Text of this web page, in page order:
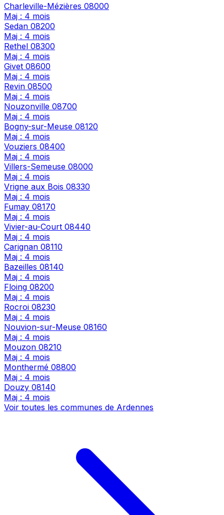
Charleville-Mézières 08000
Maj : 4 mois
Sedan 08200
Maj : 4 mois
Rethel 08300
Maj : 4 mois
Givet 08600
Maj : 4 mois
Revin 08500
Maj : 4 mois
Nouzonville 08700
Maj : 4 mois
Bogny-sur-Meuse 08120
Maj : 4 mois
Vouziers 08400
Maj : 4 mois
Villers-Semeuse 08000
Maj : 4 mois
Vrigne aux Bois 08330
Maj : 4 mois
Fumay 08170
Maj : 4 mois
Vivier-au-Court 08440
Maj : 4 mois
Carignan 08110
Maj : 4 mois
Bazeilles 08140
Maj : 4 mois
Floing 08200
Maj : 4 mois
Rocroi 08230
Maj : 4 mois
Nouvion-sur-Meuse 08160
Maj : 4 mois
Mouzon 08210
Maj : 4 mois
Monthermé 08800
Maj : 4 mois
Douzy 08140
Maj : 4 mois
Voir toutes les communes de Ardennes